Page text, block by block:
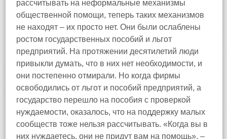
рассчитывать на неформальные механизмы
общественной помощи, теперь таких механизмов
не находят – их просто нет. Они были ослаблены
ростом государственных пособий и льгот
предприятий. На протяжении десятилетий люди
привыкли думать, что в них нет необходимости, и
они постепенно отмирали. Но когда фирмы
освободились от льгот и пособий предприятий, а
государство перешло на пособия с проверкой
нуждаемости, оказалось, что на поддержку малых
сообществ тоже нельзя рассчитывать. «Когда вы в
них нуждаетесь, они не придут вам на помощь», –